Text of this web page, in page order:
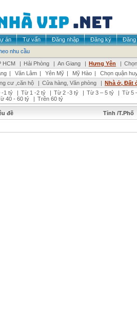
án Tư vấn Đăng nhập Đăng ký
Đăng
nhu cầu
HCM | Hải Phòng | An Giang | Hưng Yên |
| Văn Lâm | Yên Mỹ | Mỹ Hào |
Chọn quận
cư ,căn hộ | Cửa hàng, Văn phòng | Nhà ở, Đất
-1 tỷ | Từ 1 -2 tỷ | Từ 2 -3 tỷ | Từ 3 – 5 tỷ | Từ 5
40 - 60 tỷ | Trên 60 tỷ
đề Tỉnh /T.Phố